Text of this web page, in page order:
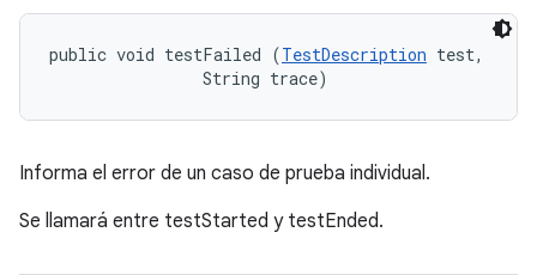
public void testFailed (TestDescription test,
                String trace)
Informa el error de un caso de prueba individual.
Se llamará entre testStarted y testEnded.